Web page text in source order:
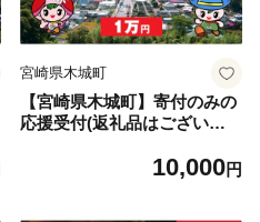
宮崎県木城町
【宮崎県木城町】寄付のみの
応援受付(返礼品はございま
10,000円